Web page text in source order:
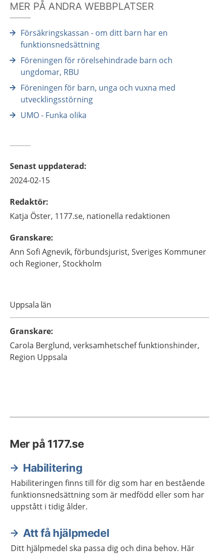
MER PÅ ANDRA WEBBPLATSER
Försäkringskassan - om ditt barn har en
funktionsnedsättning
Föreningen för rörelsehindrade barn och
ungdomar, RBU
Föreningen för barn, unga och vuxna med
utvecklingsstörning
UMO - Funka olika
Senast uppdaterad:
2024-02-15
Redaktör:
Katja Öster, 1177.se, nationella redaktionen
Granskare:
Ann Sofi Agnevik, förbundsjurist, Sveriges Kommuner
och Regioner, Stockholm
Uppsala län
Granskare:
Carola Berglund, verksamhetschef funktionshinder,
Region Uppsala
Mer på 1177.se
Habilitering
Habiliteringen finns till för dig som har en bestående
funktionsnedsättning som är medfödd eller som har
uppstått i tidig ålder.
Att få hjälpmedel
Ditt hjälpmedel ska passa dig och dina behov. Här